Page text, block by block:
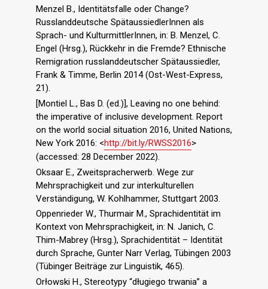
Menzel B., Identitätsfalle oder Change?
Russlanddeutsche SpätaussiedlerInnen als
Sprach- und KulturmittlerInnen, in: B. Menzel, C.
Engel (Hrsg.), Rückkehr in die Fremde? Ethnische
Remigration russlanddeutscher Spätaussiedler,
Frank & Timme, Berlin 2014 (Ost-West-Express,
21).
[Montiel L., Bas D. (ed.)], Leaving no one behind:
the imperative of inclusive development. Report
on the world social situation 2016, United Nations,
New York 2016: <http://bit.ly/RWSS2016>
(accessed: 28 December 2022).
Oksaar E., Zweitspracherwerb. Wege zur
Mehrsprachigkeit und zur interkulturellen
Verständigung, W. Kohlhammer, Stuttgart 2003.
Oppenrieder W., Thurmair M., Sprachidentität im
Kontext von Mehrsprachigkeit, in: N. Janich, C.
Thim-Mabrey (Hrsg.), Sprachidentität – Identität
durch Sprache, Gunter Narr Verlag, Tübingen 2003
(Tübinger Beiträge zur Linguistik, 465).
Orłowski H., Stereotypy “długiego trwania” a